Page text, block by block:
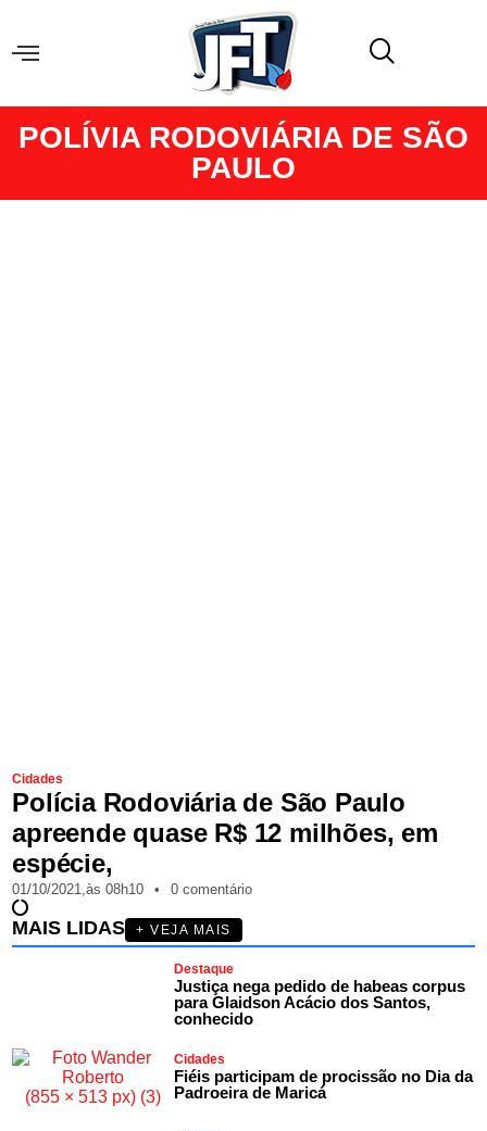
POLÍVIA RODOVIÁRIA DE SÃO
PAULO
Cidades
Polícia Rodoviária de São Paulo
apreende quase R$ 12 milhões, em
espécie,
01/10/2021,às 08h10 • 0 comentário
MAIS LIDAS + VEJA MAIS
Destaque
Justiça nega pedido de habeas corpus
para Glaidson Acácio dos Santos,
conhecido
Cidades
Fiéis participam de procissão no Dia da
Padroeira de Maricá